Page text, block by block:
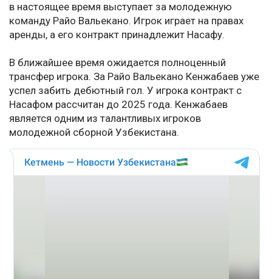
в настоящее время выступает за молодежную
команду Райо Вальекано. Игрок играет на правах
аренды, а его контракт принадлежит Насафу.
В ближайшее время ожидается полноценный
трансфер игрока. За Райо Вальекано Кенжабаев уже
успел забить дебютный гол. У игрока контракт с
Насафом рассчитан до 2025 года. Кенжабаев
является одним из талантливых игроков
молодежной сборной Узбекистана.